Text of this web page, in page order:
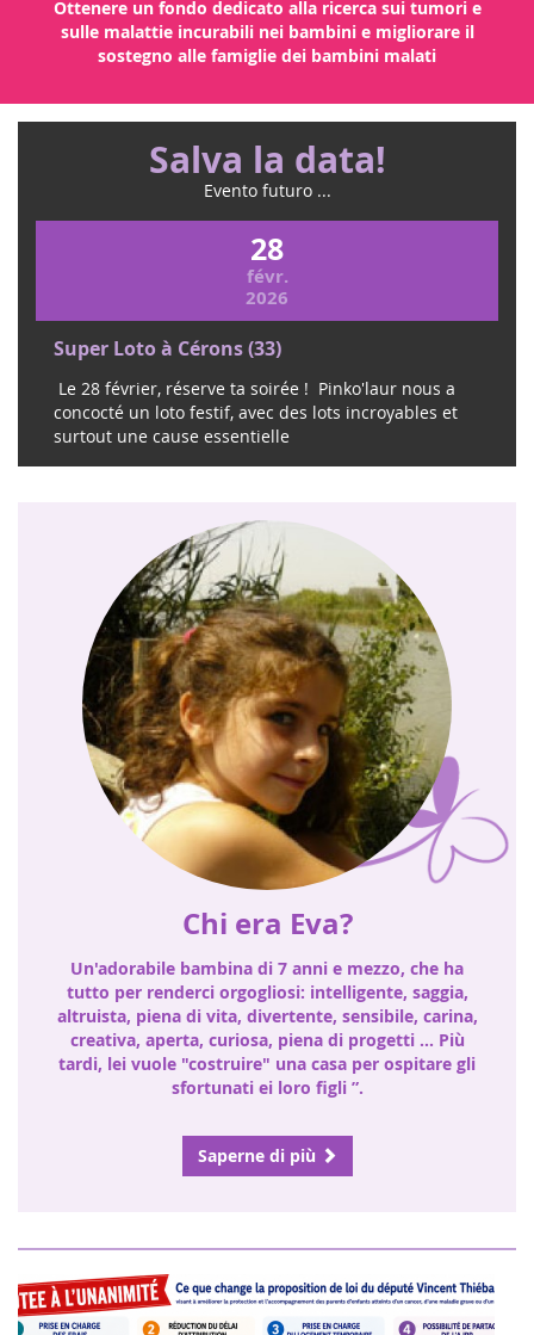
Ottenere un fondo dedicato alla ricerca sui tumori e
sulle malattie incurabili nei bambini e migliorare il
sostegno alle famiglie dei bambini malati
Salva la data!
Evento futuro ...
28
févr.
2026
Super Loto à Cérons (33)
Le 28 février, réserve ta soirée ! Pinko'laur nous a
concocté un loto festif, avec des lots incroyables et
surtout une cause essentielle
Chi era Eva?
Un'adorabile bambina di 7 anni e mezzo, che ha
tutto per renderci orgogliosi: intelligente, saggia,
altruista, piena di vita, divertente, sensibile, carina,
creativa, aperta, curiosa, piena di progetti ... Più
tardi, lei vuole "costruire" una casa per ospitare gli
sfortunati ei loro figli ”.
Saperne di più